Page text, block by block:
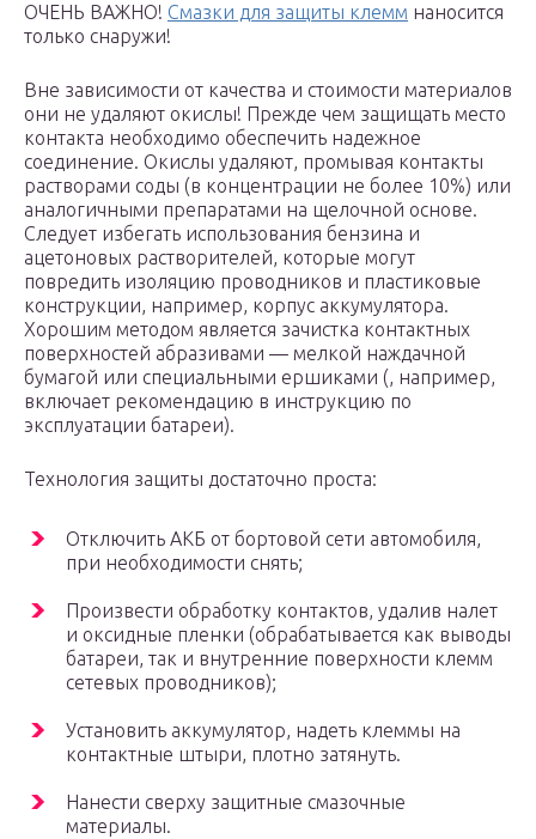
ОЧЕНЬ ВАЖНО! Смазки для защиты клемм наносится
только снаружи!
Вне зависимости от качества и стоимости материалов
они не удаляют окислы! Прежде чем защищать место
контакта необходимо обеспечить надежное
соединение. Окислы удаляют, промывая контакты
растворами соды (в концентрации не более 10%) или
аналогичными препаратами на щелочной основе.
Следует избегать использования бензина и
ацетоновых растворителей, которые могут
повредить изоляцию проводников и пластиковые
конструкции, например, корпус аккумулятора.
Хорошим методом является зачистка контактных
поверхностей абразивами — мелкой наждачной
бумагой или специальными ершиками (, например,
включает рекомендацию в инструкцию по
эксплуатации батареи).
Технология защиты достаточно проста:
Отключить АКБ от бортовой сети автомобиля,
при необходимости снять;
Произвести обработку контактов, удалив налет
и оксидные пленки (обрабатывается как выводы
батареи, так и внутренние поверхности клемм
сетевых проводников);
Установить аккумулятор, надеть клеммы на
контактные штыри, плотно затянуть.
Нанести сверху защитные смазочные
материалы.